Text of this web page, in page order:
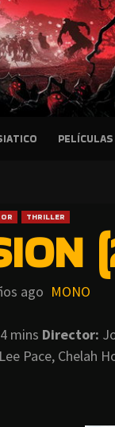
THRILLER
ago MONO
mins Director:
Pace, Chelah